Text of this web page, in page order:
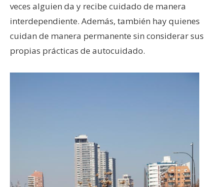
veces alguien da y recibe cuidado de manera
interdependiente. Además, también hay quienes
cuidan de manera permanente sin considerar sus
propias prácticas de autocuidado.